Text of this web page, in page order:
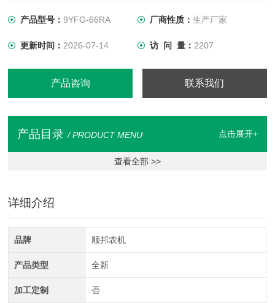
高的特点，其优点是打包速度快、自动称重（由于工作环境影
产品型号：9YFG-66RA 厂商性质： 生产厂家
更新时间： 2026-07-14 访 问 量： 2207
产品咨询 联系我们
产品目录 / PRODUCT MENU 点击展开+
查看全部 >>
详细介绍
品牌 顺邦农机
产品类型 全新
加工定制 否